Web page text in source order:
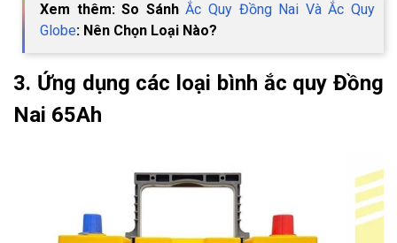
Xem thêm: So SánhẮc Quy Đồng Nai Và Ắc Quy
Globe: Nên Chọn Loại Nào?
3. Ứng dụng các loại bình ắc quy Đồng
Nai 65Ah